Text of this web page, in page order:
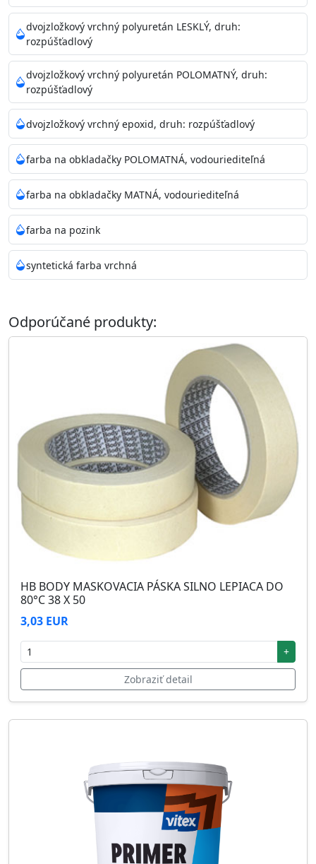
dvojzložkový vrchný polyuretán LESKLÝ, druh:
rozpúšťadlový
dvojzložkový vrchný polyuretán POLOMATNÝ, druh:
rozpúšťadlový
dvojzložkový vrchný epoxid, druh: rozpúšťadlový
farba na obkladačky POLOMATNÁ, vodouriediteľná
farba na obkladačky MATNÁ, vodouriediteľná
farba na pozink
syntetická farba vrchná
Odporúčané produkty:
HB BODY MASKOVACIA PÁSKA SILNO LEPIACA DO
80°C 38 X 50
3,03 EUR
+
Zobraziť detail